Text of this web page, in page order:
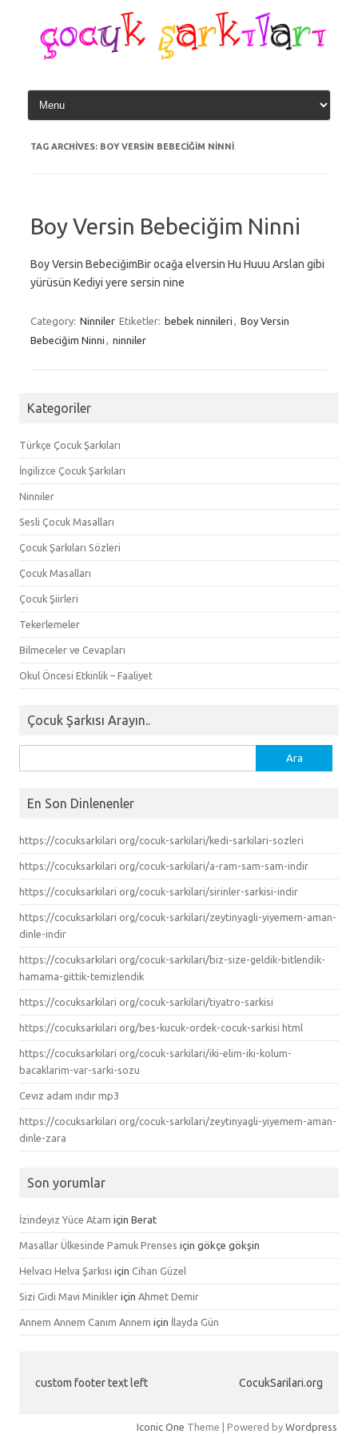
content
TAG ARCHIVES: BOY VERSIN BEBECIĞIM NINNI
Boy Versin Bebeciğim Ninni
Boy Versin BebeciğimBir ocağa elversin Hu Huuu Arslan gibi
yürüsün Kediyi yere sersin nine
Category: Ninniler Etiketler: bebek ninnileri
Boy Versin
Bebeciğim Ninni
ninniler
Kategoriler
Türkçe Çocuk Şarkıları
İngilizce Çocuk Şarkıları
Ninniler
Sesli Çocuk Masalları
Çocuk Şarkıları Sözleri
Çocuk Masalları
Çocuk Şiirleri
Tekerlemeler
Bilmeceler ve Cevapları
Okul Öncesi Etkinlik – Faaliyet
Çocuk Şarkısı Arayın..
En Son Dinlenenler
https://cocuksarkilari org/cocuk-sarkilari/kedi-sarkilari-sozleri
https://cocuksarkilari org/cocuk-sarkilari/a-ram-sam-sam-indir
https://cocuksarkilari org/cocuk-sarkilari/sirinler-sarkisi-indir
https://cocuksarkilari org/cocuk-sarkilari/zeytinyagli-yiyemem-aman-
dinle-indir
https://cocuksarkilari org/cocuk-sarkilari/biz-size-geldik-bitlendik-
hamama-gittik-temizlendik
https://cocuksarkilari org/cocuk-sarkilari/tiyatro-sarkisi
https://cocuksarkilari org/bes-kucuk-ordek-cocuk-sarkisi html
https://cocuksarkilari org/cocuk-sarkilari/iki-elim-iki-kolum-
bacaklarim-var-sarki-sozu
Cevız adam ındır mp3
https://cocuksarkilari org/cocuk-sarkilari/zeytinyagli-yiyemem-aman-
dinle-zara
Son yorumlar
İzindeyiz Yüce Atam için Berat
Masallar Ülkesinde Pamuk Prenses için gökçe gökşin
Helvacı Helva Şarkısı için Cihan Güzel
Sizi Gidi Mavi Minikler için Ahmet Demir
Annem Annem Canım Annem için İlayda Gün
custom footer text left CocukSarilari.org
Iconic One Theme | Powered by Wordpress